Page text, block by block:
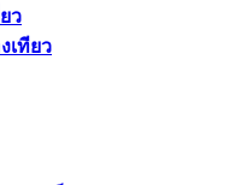
ว
เทียว